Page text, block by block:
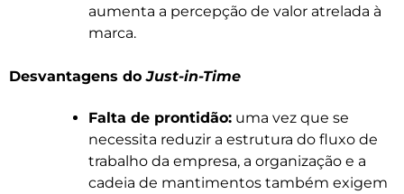
aumenta a percepção de valor atrelada à
marca.
Desvantagens doJust-in-Time
Falta de prontidão: uma vez que se
necessita reduzir a estrutura do fluxo de
trabalho da empresa, a organização e a
cadeia de mantimentos também exigem